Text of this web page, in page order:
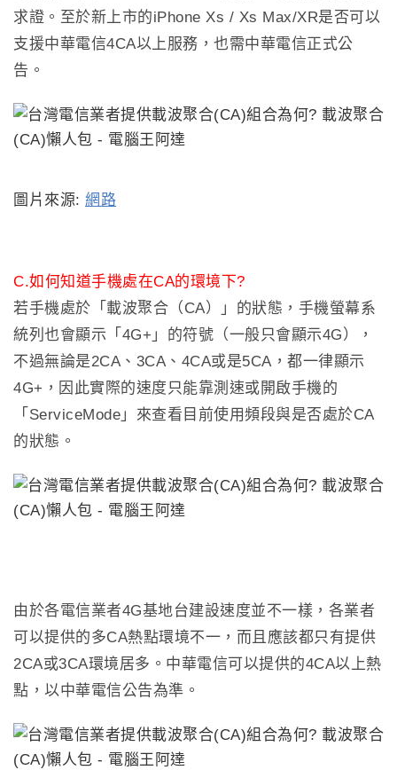
求證。至於新上市的iPhone Xs / Xs Max/XR是否可以
支援中華電信4CA以上服務，也需中華電信正式公
告。
圖片來源: 網路
C.如何知道手機處在CA的環境下?
若手機處於「載波聚合（ CA）」的狀態，手機螢幕系
統列也會顯示「 4G+ 」的符號（一般只會顯示4G ），
不過無論是2CA 、 3CA 、 4CA或是5CA ，都一律顯示
4G+ ，因此實際的速度只能靠測速或開啟手機的
「 ServiceMode 」來查看目前使用頻段與是否處於CA
的狀態。
由於各電信業者4G基地台建設速度並不一樣 ， 各業者
可以提供的多CA熱點環境不一 ，而且應該都只有提供
2CA或3CA環境居多 。中華電信可以提供的4CA以上熱
點， 以中華電信公告為準 。